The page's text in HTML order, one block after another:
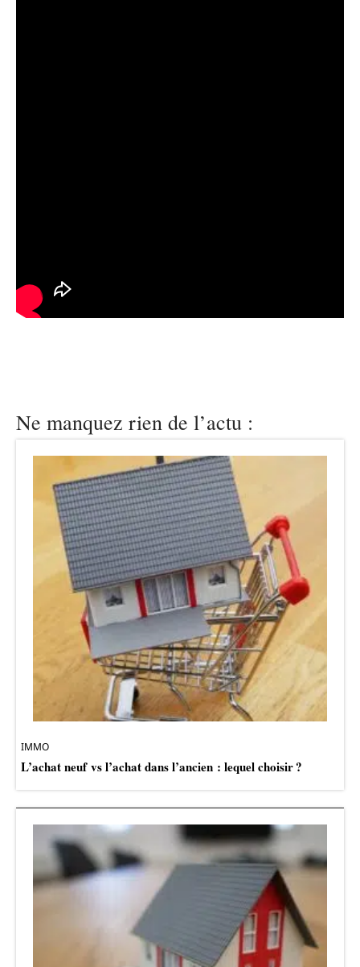
Ne manquez rien de l’actu :
IMMO
L’achat neuf vs l’achat dans l’ancien : lequel choisir ?